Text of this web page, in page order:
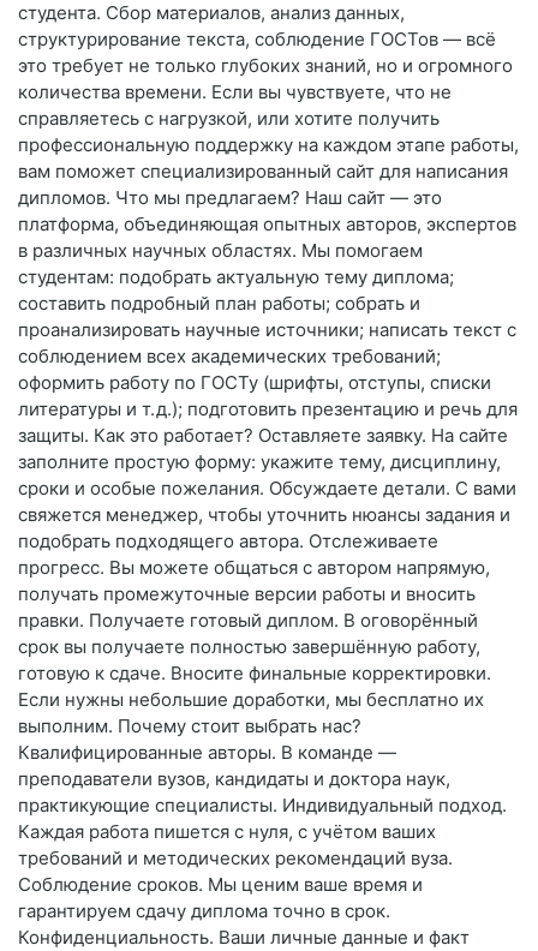
студента. Сбор материалов, анализ данных,
структурирование текста, соблюдение ГОСТов — всё
это требует не только глубоких знаний, но и огромного
количества времени. Если вы чувствуете, что не
справляетесь с нагрузкой, или хотите получить
профессиональную поддержку на каждом этапе работы,
вам поможет специализированный сайт для написания
дипломов. Что мы предлагаем? Наш сайт — это
платформа, объединяющая опытных авторов, экспертов
в различных научных областях. Мы помогаем
студентам: подобрать актуальную тему диплома;
составить подробный план работы; собрать и
проанализировать научные источники; написать текст с
соблюдением всех академических требований;
оформить работу по ГОСТу (шрифты, отступы, списки
литературы и т. д.); подготовить презентацию и речь для
защиты. Как это работает? Оставляете заявку. На сайте
заполните простую форму: укажите тему, дисциплину,
сроки и особые пожелания. Обсуждаете детали. С вами
свяжется менеджер, чтобы уточнить нюансы задания и
подобрать подходящего автора. Отслеживаете
прогресс. Вы можете общаться с автором напрямую,
получать промежуточные версии работы и вносить
правки. Получаете готовый диплом. В оговорённый
срок вы получаете полностью завершённую работу,
готовую к сдаче. Вносите финальные корректировки.
Если нужны небольшие доработки, мы бесплатно их
выполним. Почему стоит выбрать нас?
Квалифицированные авторы. В команде —
преподаватели вузов, кандидаты и доктора наук,
практикующие специалисты. Индивидуальный подход.
Каждая работа пишется с нуля, с учётом ваших
требований и методических рекомендаций вуза.
Соблюдение сроков. Мы ценим ваше время и
гарантируем сдачу диплома точно в срок.
Конфиденциальность. Ваши личные данные и факт